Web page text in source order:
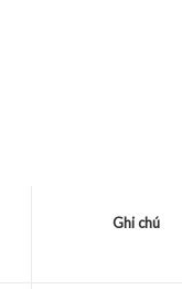
Ghi chú